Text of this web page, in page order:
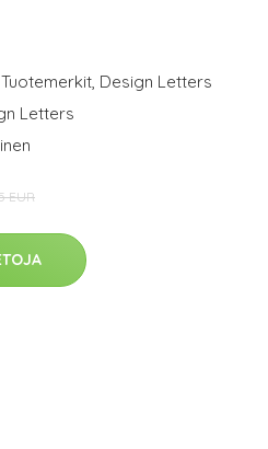
Tuotemerkit, Design Letters
Letters
EUR